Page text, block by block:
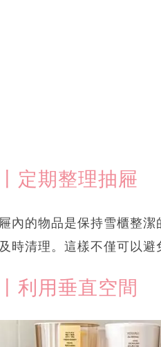
定期整理抽屜
內的物品是保持雪櫃整
時清理。這樣不僅可以
利用垂直空間